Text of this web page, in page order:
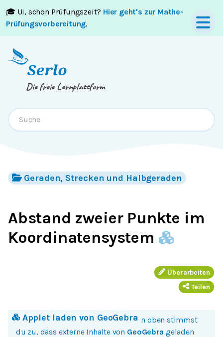
🎓 Ui, schon Prüfungszeit? Hier geht's zur Mathe-
Prüfungsvorbereitung.
Springe zumInhaltoderFooter
Die freie Lernplattform
Geraden, Strecken und Halbgeraden
Abstand zweier Punkte im
Koordinatensystem
Überarbeiten
Teilen
Applet laden von GeoGebra
Mit einem Klick auf Bild oder Button oben stimmst
du zu, dass externe Inhalte von GeoGebra geladen